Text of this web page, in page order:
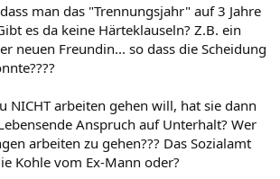
man das "Trennungsjahr" auf 3 Jahre
es da keine Härteklauseln? Z.B. ein
neuen Freundin... so dass die Scheidung
NICHT arbeiten gehen will, hat sie dann
Anspruch auf Unterhalt? Wer
arbeiten zu gehen??? Das Sozialamt
Kohle vom Ex-Mann oder?